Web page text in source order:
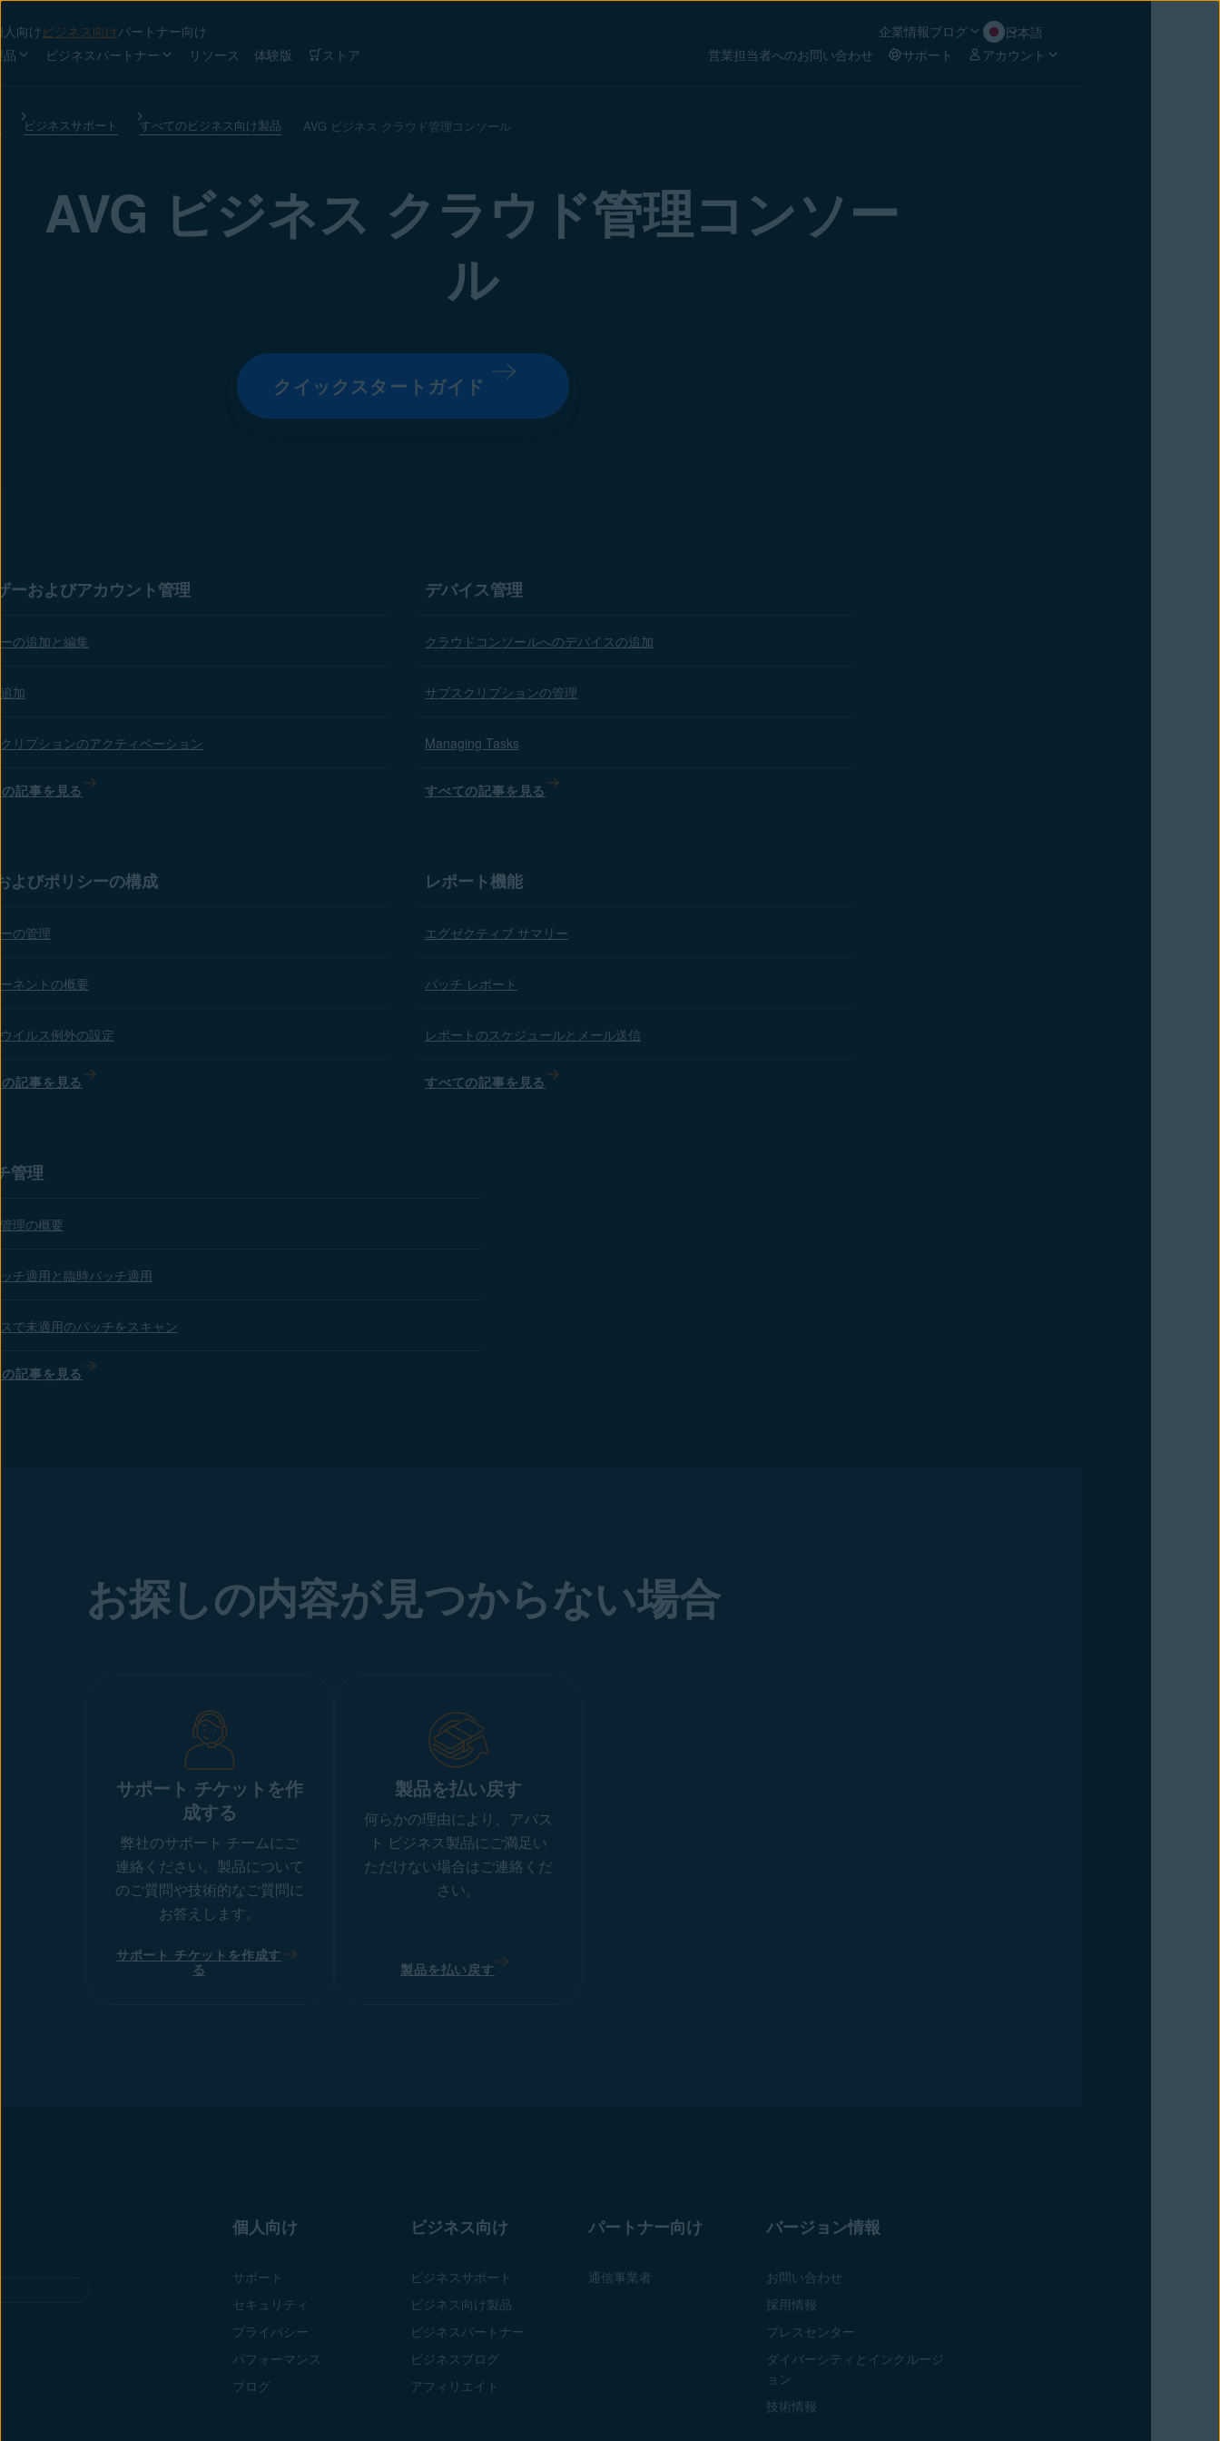
人向け ビジネス向けパートナー向け 企業情報ブログ
日本語
品
ビジネスパートナー リソース 体験版 ストア 営業担当者へのお問い合わせ サポート アカウント
ビジネスサポート すべてのビジネス向け製品 AVG ビジネス クラウド管理コンソール
AVG ビジネス クラウド管理コンソー
ル
クイックスタートガイド
ーおよびアカウント管理
の追加と編集
加
リプションのアクティベーション
記事を見る
デバイス管理
クラウドコンソールへのデバイスの追加
サブスクリプションの管理
Managing Tasks
すべての記事を見る
よびポリシーの構成
の管理
ネントの概要
イルス例外の設定
記事を見る
レポート機能
エグゼクティブ サマリー
パッチ レポート
レポートのスケジュールとメール送信
すべての記事を見る
管理
理の概要
チ適用と臨時パッチ適用
で未適用のパッチをスキャン
記事を見る
お探しの内容が見つからない場合
サポート チケットを作
成する
弊社のサポート チームにご
連絡ください。製品について
のご質問や技術的なご質問に
お答えします。
サポート チケットを作成す
る
製品を払い戻す
何らかの理由により、アバス
ト ビジネス製品にご満足い
ただけない場合はご連絡くだ
さい。
製品を払い戻す
個人向け
サポート
セキュリティ
プライバシー
パフォーマンス
ブログ
ビジネス向け
ビジネスサポート
ビジネス向け製品
ビジネスパートナー
ビジネスブログ
アフィリエイト
パートナー向け
通信事業者
バージョン情報
お問い合わせ
採用情報
プレスセンター
ダイバーシティとインクルージ
ョン
技術情報